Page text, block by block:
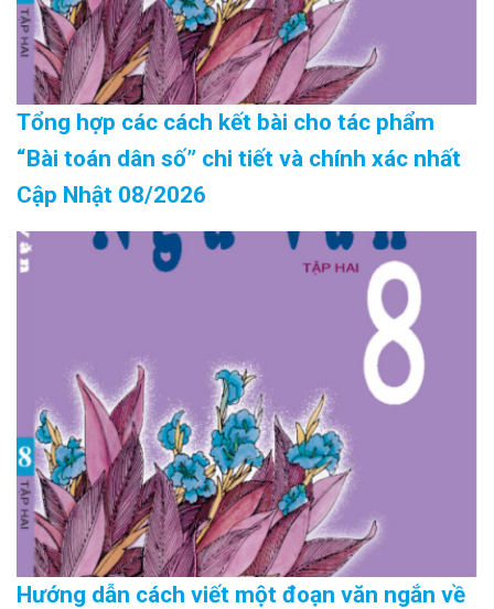
Tổng hợp các cách kết bài cho tác phẩm
“Bài toán dân số” chi tiết và chính xác nhất
Cập Nhật 08/2026
Hướng dẫn cách viết một đoạn văn ngắn về